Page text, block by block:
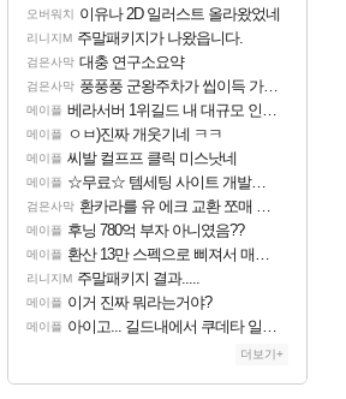
오버워치 이유나 2D 일러스트 올라왔었네
리니지M 주말패키지가 나왔읍니다.
검은사막 대충 연구소요약
검은사막 풍풍풍 군왕주차가 씹이득 가성비라고 ????
메이플 베라서버 1위길드 내 대규모 인원이탈종용 추정사건
메이플 ㅇㅂ)진짜 개웃기네 ㅋㅋ
메이플 씨발 컬프프 클릭 미스낫네
메이플 ☆무료☆ 템세팅 사이트 개발자입니다
검은사막 환카라를 유 에크 교환 쪼매 서운함..
메이플 후닝 780억 부자 아니였음??
메이플 환산 13만 스펙으로 삐져서 매주 수로 10만점 치고있으면 ㅋㅋ
리니지M 주말패키지 결과.....
메이플 이거 진짜 뭐라는거야?
메이플 아이고... 길드내에서 쿠데타 일어났네
더보기+